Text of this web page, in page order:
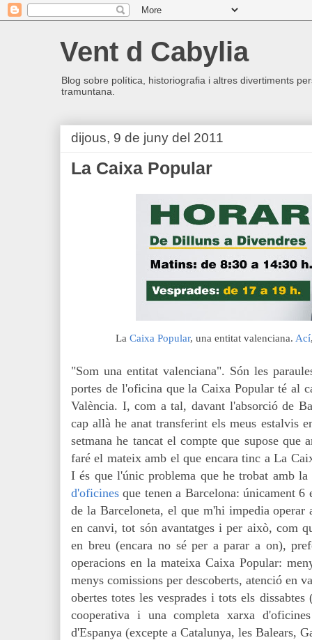
Vent d Cabylia
Blog sobre política, historiografia i altres divertiments
tramuntana.
dijous, 9 de juny del 2011
La Caixa Popular
La Caixa Popular, una entitat valenciana. Ací
"Som una entitat valenciana". Són les
portes de l'oficina que la Caixa Popular té al
València. I, com a tal, davant l'absorció de
cap allà he anat transferint els meus estalvis
setmana he tancat el compte que supose que
faré el mateix amb el que encara tinc a La
I és que l'únic problema que he trobat amb
d'oficines que tenen a Barcelona: únicament
de la Barceloneta, el que m'hi impedia
en canvi, tot són avantatges i per això, com
en breu (encara no sé per a parar a on),
operacions en la mateixa Caixa Popular:
menys comissions per descoberts, atenció en
obertes totes les vesprades i tots els
cooperativa i una completaxarxa
d'Espanya (excepte a Catalunya, les Balears,